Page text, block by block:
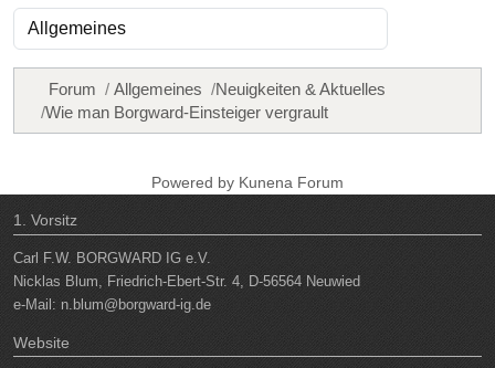
Forum Allgemeines
Neuigkeiten & Aktuelles
Wie man Borgward-Einsteiger vergrault
Powered by Kunena Forum
1. Vorsitz
Carl F.W. BORGWARD IG e.V.
Nicklas Blum, Friedrich-Ebert-Str. 4, D-56564 Neuwied
e-Mail: n.blum@borgward-ig.de
Website